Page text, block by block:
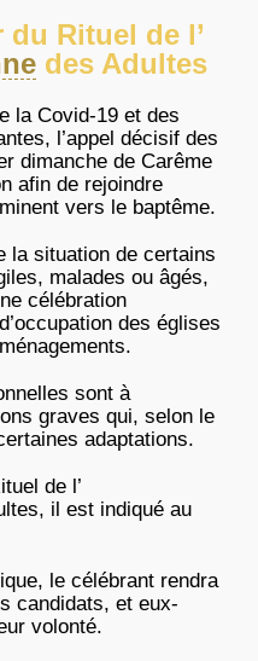
Rituel de l’
des Adultes
la Covid-19 et des
l’appel décisif des
dimanche de Carême
afin de rejoindre
vers le baptême.
la situation de certains
malades ou âgés,
célébration
des églises
sont à
graves qui, selon le
adaptations.
de l’
il est indiqué au
le célébrant rendra
candidats, et eux-
volonté.